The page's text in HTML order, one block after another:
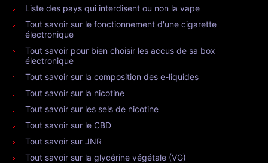
Liste des pays qui interdisent ou non la vape
Tout savoir sur le fonctionnement d'une cigarette
électronique
Tout savoir pour bien choisir les accus de sa box
électronique
Tout savoir sur la composition des e-liquides
Tout savoir sur la nicotine
Tout savoir sur les sels de nicotine
Tout savoir sur le CBD
Tout savoir sur JNR
Tout savoir sur la glycérine végétale (VG)